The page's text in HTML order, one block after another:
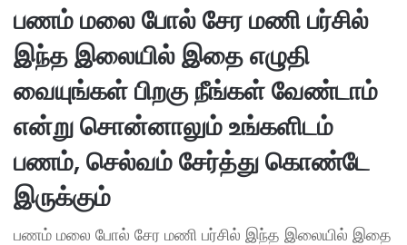
பணம் மலை போல் சேர மணி பர்சில்
இந்த இலையில் இதை எழுதி
வையுங்கள் பிறகு நீங்கள் வேண்டாம்
என்று சொன்னாலும் உங்களிடம்
பணம், செல்வம் சேர்த்து கொண்டே
இருக்கும்
பணம் மலை போல் சேர மணி பர்சில் இந்த இலையில் இதை